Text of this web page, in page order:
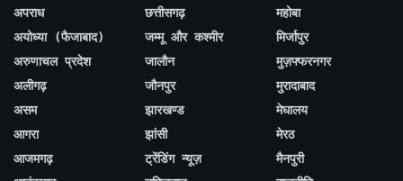
अपराध
अयोध्या (फैजाबाद)
अरुणाचल प्रदेश
अलीगढ़
असम
आगरा
आजमगढ़
छत्तीसगढ़
जम्मू और कश्मीर
जालौन
जौनपुर
झारखण्ड
झांसी
ट्रेंडिंग न्यूज़
महोबा
मिर्जापुर
मुज़फ्फरनगर
मुरादाबाद
मेघालय
मेरठ
मैनपुरी